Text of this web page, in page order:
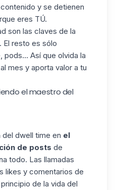
y se detienen
eres TÚ.
son las claves de la
resto es sólo
pods... Así que olvida la
mes y aporta valor a tu
el maestro del
dwell time en el
de posts de
todo. Las llamadas
likes y comentarios de
de la vida del